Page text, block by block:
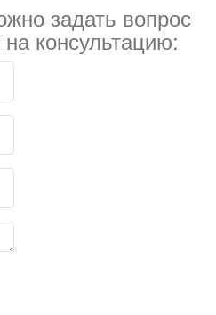
задать вопрос
консультацию: